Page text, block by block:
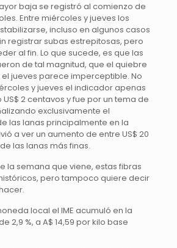
baja se registró al comienzo de
Entre miércoles y jueves los
incluso en algunos casos
registrar subas estrepitosas, pero
al fin. Lo que sucede, es que las
de tal magnitud, que el quiebre
jueves parece imperceptible. No
y jueves el indicador apenas
2 centavos y fue por un tema de
exclusivamente el
las lanas principalmente en la
a ver un aumento de entre US$ 20
las lanas más finas.
la semana que viene, estas fibras
pero tampoco quiere decir
local el IME acumuló en la
2,9 %, a A$ 14,59 por kilo base